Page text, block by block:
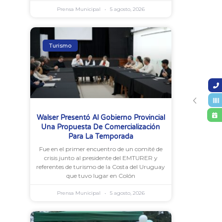
Prensa Municipal 5 agosto, 2026
Turismo
Walser Presentó Al Gobierno Provincial
Una Propuesta De Comercialización
Para La Temporada
Fue en el primer encuentro de un comité de
crisis junto al presidente del EMTURER y
referentes de turismo de la Costa del Uruguay
que tuvo lugar en Colón
Prensa Municipal 5 agosto, 2026